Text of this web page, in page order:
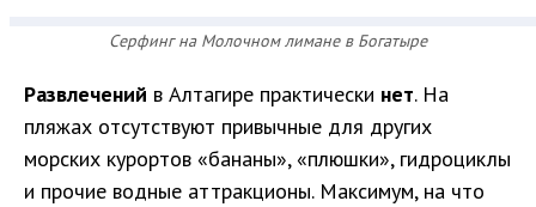
Серфинг на Молочном лимане в Богатыре
Развлечений в Алтагире практически нет. На
пляжах отсутствуют привычные для других
морских курортов «бананы», «плюшки», гидроциклы
и прочие водные аттракционы. Максимум, на что